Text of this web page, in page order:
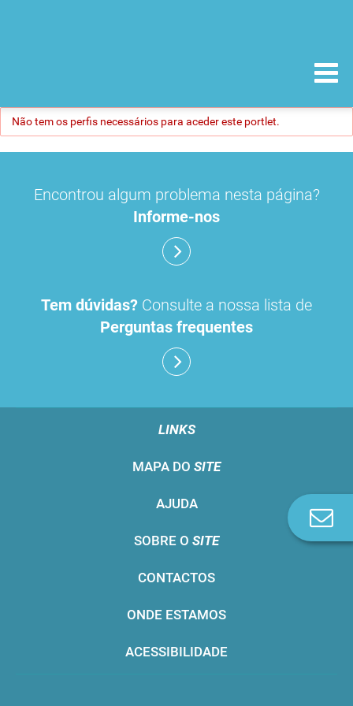
Não tem os perfis necessários para aceder este portlet.
Encontrou algum problema nesta página?
Informe-nos
Tem dúvidas? Consulte a nossa lista de
Perguntas frequentes
LINKS
MAPA DO SITE
AJUDA
SOBRE O SITE
CONTACTOS
ONDE ESTAMOS
ACESSIBILIDADE